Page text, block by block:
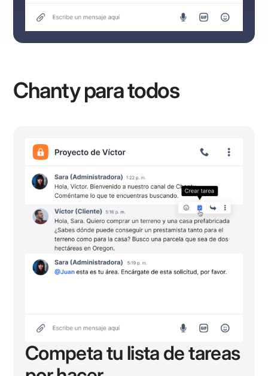
Chanty para todos
Competa tu lista de tareas